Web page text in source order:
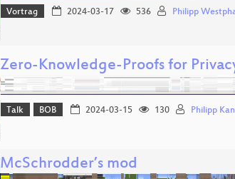
Vortrag 2024-03-17 536 Philipp
Zero-Knowledge-Proofs for
Talk BOB 2024-03-15 130 Philipp
McSchrodder’s mod